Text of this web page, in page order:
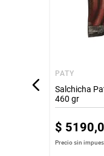
PATY
Salchicha
460 gr
$ 5190,
Precio sin